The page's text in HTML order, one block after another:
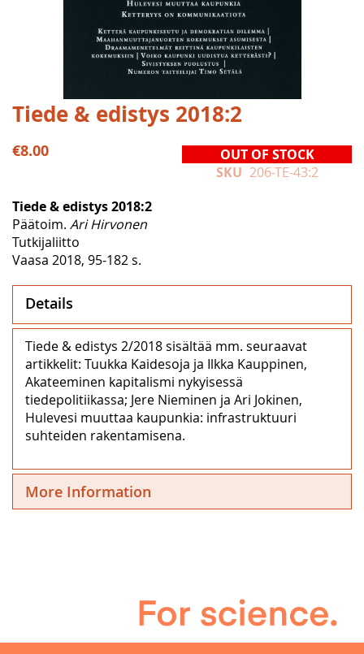
Skip
to
the
beginning
images
gallery
Tiede & edistys 2018:2
€8.00
OUT OF STOCK
SKU 206-TE-43:2
Tiede & edistys 2018:2
Päätoim. Ari Hirvonen
Tutkijaliitto
Vaasa 2018, 95-182 s.
Details
Tiede & edistys 2/2018 sisältää mm. seuraavat
artikkelit: Tuukka Kaidesoja ja Ilkka Kauppinen,
Akateeminen kapitalismi nykyisessä
tiedepolitiikassa; Jere Nieminen ja Ari Jokinen,
Hulevesi muuttaa kaupunkia: infrastruktuuri
suhteiden rakentamisena.
More Information